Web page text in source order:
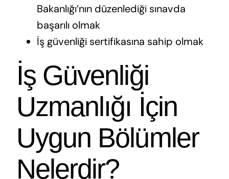
Bakanlığı’nın düzenlediği sınavda
başarılı olmak
İş güvenliği sertifikasına sahip olmak
İş Güvenliği
Uzmanlığı İçin
Uygun Bölümler
Nelerdir?